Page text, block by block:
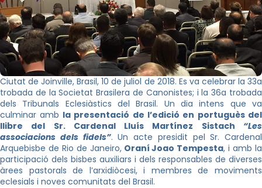
Ciutat deJoinville, Brasil, 10 de juliol de 2018. Es va celebrar la 33a
trobada de la Societat Brasilera de Canonistes; i la 36a trobada
dels Tribunals Eclesiàstics del Brasil. Un dia intens que va
culminar amb la presentació de l’edició en portuguès del
llibre del Sr. Cardenal Lluís Martínez Sistach
“Les
associacions dels fidels”. Un acte presidit pel Sr. Cardenal
Arquebisbe de Rio de Janeiro, Oraní Joao Tempesta, i amb la
participació dels bisbes auxiliars i dels responsables de diverses
àrees pastorals de l’arxidiòcesi, i membres de moviments
eclesials i noves comunitats del Brasil.